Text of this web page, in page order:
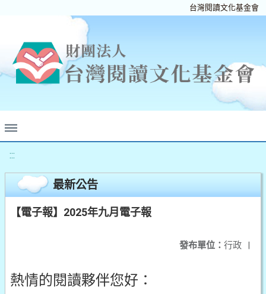
台灣閱讀文化基金會
:::
最新公告
【電子報】2025年九月電子報
發布單位： 行政 |
熱情的閱讀夥伴您好：